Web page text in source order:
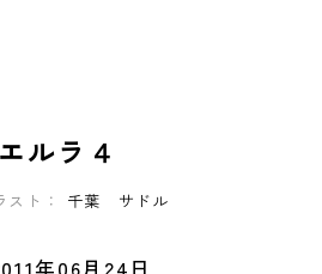
ルラ４
スト： 千葉 サドル
年06月24日